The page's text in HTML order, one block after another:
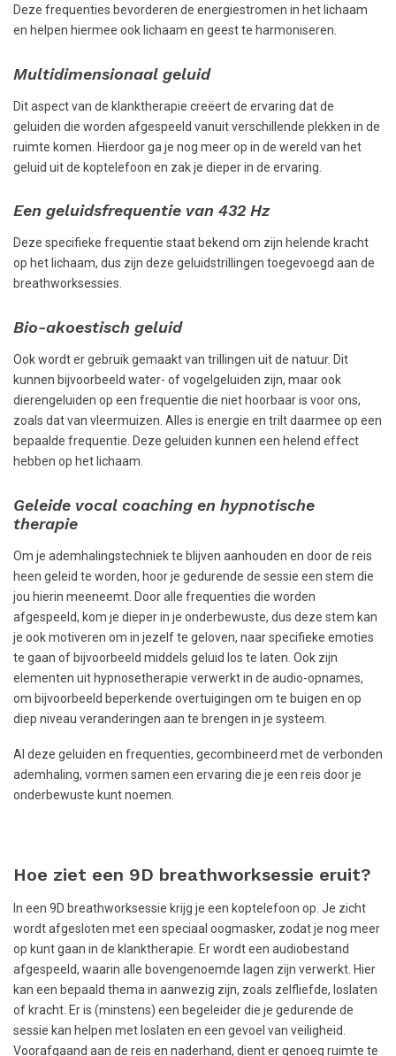
Deze frequenties bevorderen de energiestromen in het lichaam
en helpen hiermee ook lichaam en geest te harmoniseren.
Multidimensionaal geluid
Dit aspect van de klanktherapie creëert de ervaring dat de
geluiden die worden afgespeeld vanuit verschillende plekken in de
ruimte komen. Hierdoor ga je nog meer op in de wereld van het
geluid uit de koptelefoon en zak je dieper in de ervaring.
Een geluidsfrequentie van 432 Hz
Deze specifieke frequentie staat bekend om zijn helende kracht
op het lichaam, dus zijn deze geluidstrillingen toegevoegd aan de
breathworksessies.
Bio-akoestisch geluid
Ook wordt er gebruik gemaakt van trillingen uit de natuur. Dit
kunnen bijvoorbeeld water- of vogelgeluiden zijn, maar ook
dierengeluiden op een frequentie die niet hoorbaar is voor ons,
zoals dat van vleermuizen. Alles is energie en trilt daarmee op een
bepaalde frequentie. Deze geluiden kunnen een helend effect
hebben op het lichaam.
Geleide vocal coaching en hypnotische
therapie
Om je ademhalingstechniek te blijven aanhouden en door de reis
heen geleid te worden, hoor je gedurende de sessie een stem die
jou hierin meeneemt. Door alle frequenties die worden
afgespeeld, kom je dieper in je onderbewuste, dus deze stem kan
je ook motiveren om in jezelf te geloven, naar specifieke emoties
te gaan of bijvoorbeeld middels geluid los te laten. Ook zijn
elementen uit hypnosetherapie verwerkt in de audio-opnames,
om bijvoorbeeld beperkende overtuigingen om te buigen en op
diep niveau veranderingen aan te brengen in je systeem.
Al deze geluiden en frequenties, gecombineerd met de verbonden
ademhaling, vormen samen een ervaring die je een reis door je
onderbewuste kunt noemen.
Hoe ziet een 9D breathworksessie eruit?
In een 9D breathworksessie krijg je een koptelefoon op. Je zicht
wordt afgesloten met een speciaal oogmasker, zodat je nog meer
op kunt gaan in de klanktherapie. Er wordt een audiobestand
afgespeeld, waarin alle bovengenoemde lagen zijn verwerkt. Hier
kan een bepaald thema in aanwezig zijn, zoals zelfliefde, loslaten
of kracht. Er is (minstens) een begeleider die je gedurende de
sessie kan helpen met loslaten en een gevoel van veiligheid.
Voorafgaand aan de reis en naderhand, dient er genoeg ruimte te